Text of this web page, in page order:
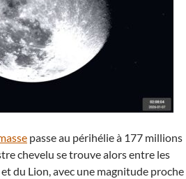
passe au périhélie à 177 millions
chevelu se trouve alors entre les
du Lion, avec une magnitude proche